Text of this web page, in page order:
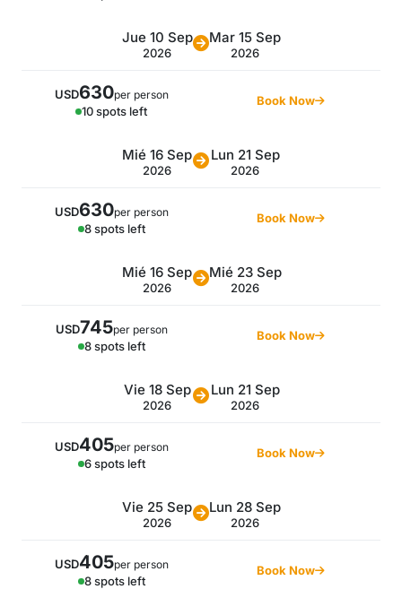
Jue 10 Sep
2026
Mar 15 Sep
2026
USD630per person
10 spots left
Book Now
Mié 16 Sep
2026
Lun 21 Sep
2026
USD630per person
8 spots left
Book Now
Mié 16 Sep
2026
Mié 23 Sep
2026
USD745per person
8 spots left
Book Now
Vie 18 Sep
2026
Lun 21 Sep
2026
USD405per person
6 spots left
Book Now
Vie 25 Sep
2026
Lun 28 Sep
2026
USD405per person
8 spots left
Book Now